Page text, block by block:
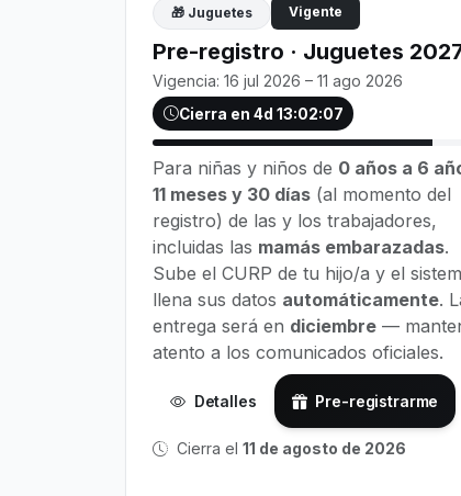
🎁 Juguetes Vigente
Pre-registro · Juguetes
Vigencia: 16 jul 2026 – 11 ago 2026
Cierra en 4d 13:02:05
Para niñas y niños de 0 años a 6
11 meses y 30 días (al momento del
registro) de las y los trabajadores,
incluidas las mamás embarazadas.
Sube el CURP de tu hijo/a y el
llena sus datos automáticamente.
entrega será en diciembre —
atento a los comunicados oficiales.
Detalles Pre-registrarme
Cierra el 11 de agosto de 2026